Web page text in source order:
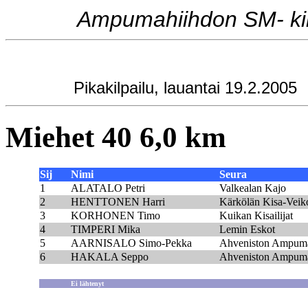
Ampumahiihdon SM-
Pikakilpailu, lauantai 19.2.2005
Miehet 40 6,0 km
Sij Nimi
Seura
1
ALATALO Petri
Valkealan Kajo
2
HENTTONEN Harri
Kärkölän Kisa-
3
KORHONEN Timo
Kuikan Kisailijat
4
TIMPERI Mika
Lemin Eskot
5
AARNISALO Simo-Pekka
Ahveniston
6
HAKALA Seppo Ahveniston
Ei lähtenyt